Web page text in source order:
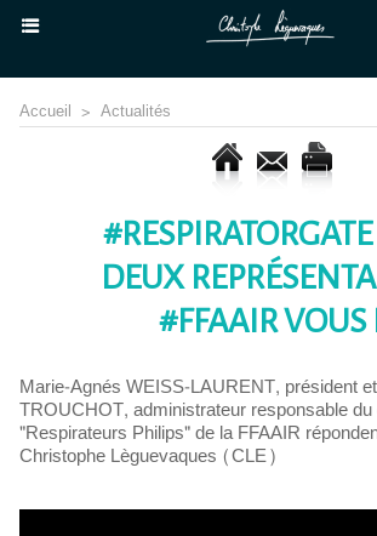
Accueil > Actualités
DEUX
#FFAAIR VOUS
Marie-Agnés WEISS-LAURENT, président
TROUCHOT, administrateur responsable
"Respirateurs Philips" de la FFAAIR
Christophe Lèguevaques (CLE)